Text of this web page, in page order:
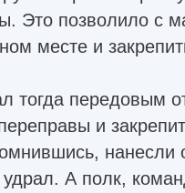
Это позволило с
месте и
тогда передовым
и
нанесли
А полк,